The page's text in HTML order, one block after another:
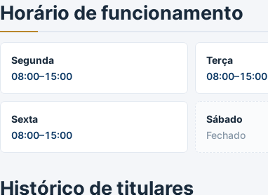
Horário de funcionamento
Segunda
08:00–15:00
Terça
08:00–15:00
Sexta
08:00–15:00
Sábado
Fechado
Histórico de titulares